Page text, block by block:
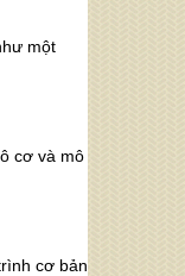
một
cơ và mô
cơ bản